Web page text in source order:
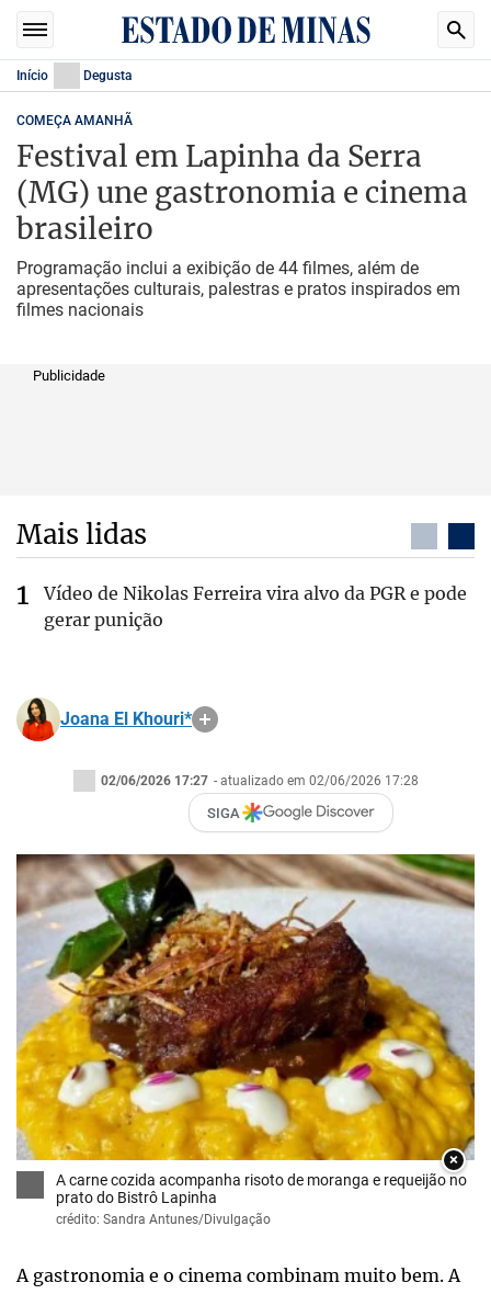
Início Degusta
COMEÇA AMANHÃ
Festival em Lapinha da Serra
(MG) une gastronomia e cinema
brasileiro
Programação inclui a exibição de 44 filmes, além de
apresentações culturais, palestras e pratos inspirados em
filmes nacionais
Publicidade
Mais lidas
Vídeo de Nikolas Ferreira vira alvo da PGR e pode
gerar punição
Joana El Khouri*
02/06/2026 17:27 - atualizado em 02/06/2026 17:28
SIGA
×
A carne cozida acompanha risoto de moranga e requeijão no
prato do Bistrô Lapinha
crédito: Sandra Antunes/Divulgação
A gastronomia e o cinema combinam muito bem. A